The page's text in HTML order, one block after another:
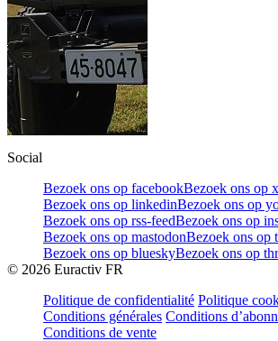
Social
Bezoek ons op facebookBezoek ons op x
Bezoek ons op linkedinBezoek ons op
Bezoek ons op rss-feedBezoek ons op
Bezoek ons op mastodonBezoek ons op
Bezoek ons op blueskyBezoek ons op
© 2026 Euractiv FR
Politique de confidentialité Politique
Conditions générales Conditions
Conditions de vente